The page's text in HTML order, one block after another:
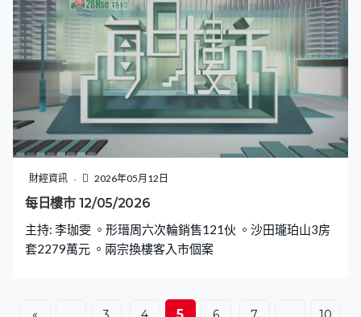
財經資訊 2026年05月12日
每日樓市 12/05/2026
主持: 李珈雯 。形瑨周六次輪銷售121伙 。沙田瓏珀山3房
套2279萬元 。兩宗換樓客入市個案